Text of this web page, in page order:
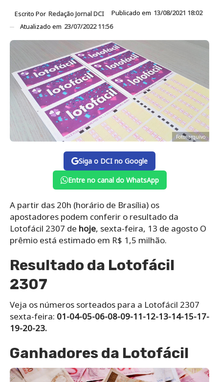
Escrito Por Redação Jornal DCI Publicado em 13/08/2021 18:02
Atualizado em 23/07/2022 11:56
Foto: arquivo
Siga o DCI no Google
Entre no canal do WhatsApp
A partir das 20h (horário de Brasília) os
apostadores podem conferir o resultado da
Lotofácil 2307 de hoje, sexta-feira, 13 de agosto O
prêmio está estimado em R$ 1,5 milhão.
Resultado da Lotofácil
2307
Veja os números sorteados para a Lotofácil 2307
sexta-feira: 01-04-05-06-08-09-11-12-13-14-15-17-
19-20-23.
Ganhadores da Lotofácil